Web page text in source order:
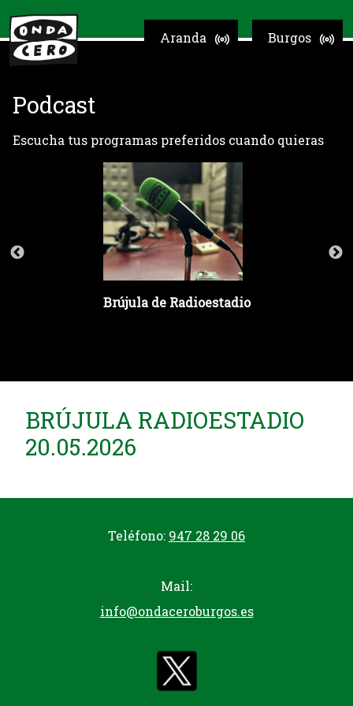
Burgos
Aranda
Podcast
Escucha tus programas preferidos cuando quieras
Brújula de Radioestadio
BRÚJULA RADIOESTADIO
20.05.2026
Teléfono: 947 28 29 06
Mail:
info@ondaceroburgos.es